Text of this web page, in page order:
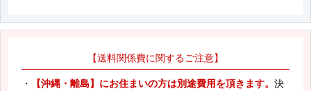
【送料関係費に関するご注意】
・ 【沖縄・離島】にお住まいの方は別途費用を頂きます。 決